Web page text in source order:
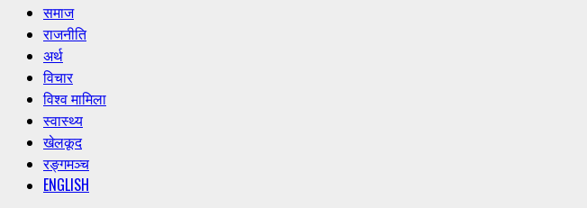
Menuसमाज
राजनीति
अर्थ
विचार
विश्व मामिला
स्वास्थ्य
खेलकूद
रङ्गमञ्च
ENGLISH